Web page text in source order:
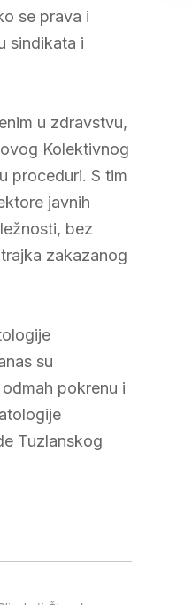
se prava i
sindikata i
u zdravstvu,
Kolektivnog
proceduri. S tim
javnih
bez
zakazanog
su
pokrenu i
Tuzlanskog